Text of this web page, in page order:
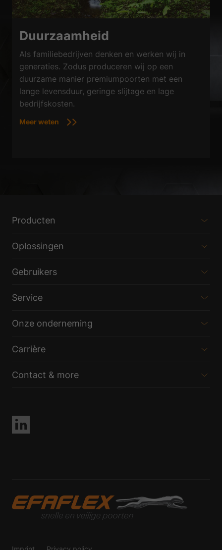
Duurzaamheid
Als familiebedrijven denken en werken wij in
generaties. Zodus produceren wij op een
duurzame manier premiumpoorten met een
lange levensduur, geringe slijtage en lage
bedrijfskosten.
Meer weten
Producten
Oplossingen
Gebruikers
Service
Onze onderneming
Carrière
Contact & more